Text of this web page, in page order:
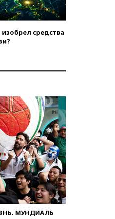
туристов
вызванное
потушили
катера и лодки
погибли два
Движение по
Силы ПВО
за утро 85 БПЛА
РФ
Ильский НПЗ на
после
дрона
изобрел средства
МУНДИАЛЬ